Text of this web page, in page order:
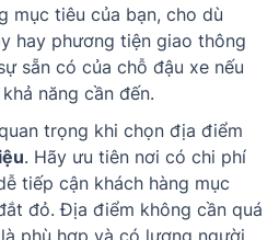
mục tiêu của bạn, cho dù
hay phương tiện giao thông
sẵn có của chỗ đậu xe nếu
năng cần đến.
trọng khi chọn địa điểm
. Hãy ưu tiên nơi có chi phí
tiếp cận khách hàng mục
đỏ. Địa điểm không cần quá
phù hợp và có lượng người